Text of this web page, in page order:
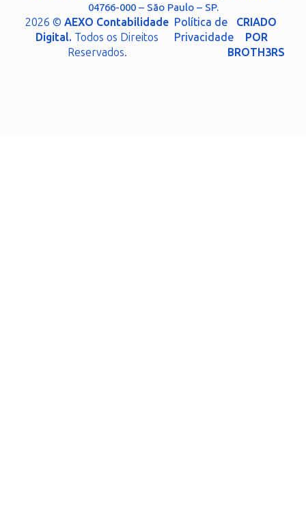
04766-000 – São Paulo – SP.
2026 ©AEXO Contabilidade
Digital. Todos os Direitos
Reservados.
Política de
Privacidade
CRIADO
POR
BROTH3RS